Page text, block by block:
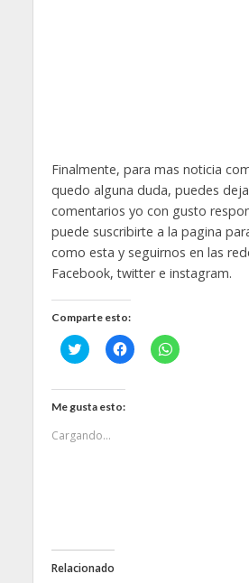
Finalmente, para mas noticia
quedo alguna duda, puedes
comentarios yo con gusto
puede suscribirte a la pagina
como esta y seguirnos en las
Facebook, twitter e instagram.
Comparte esto:
H
a
l
i
a
t
r
H
a
H
a
Me gusta esto:
Cargando...
Relacionado